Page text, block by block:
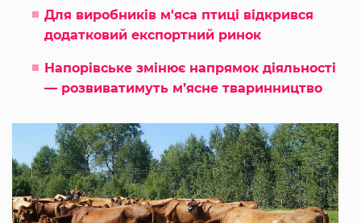
Для виробників м'яса птиці відкрився
додатковий експортний ринок
Напорівське змінює напрямок діяльності
— розвиватимуть м’ясне тваринництво